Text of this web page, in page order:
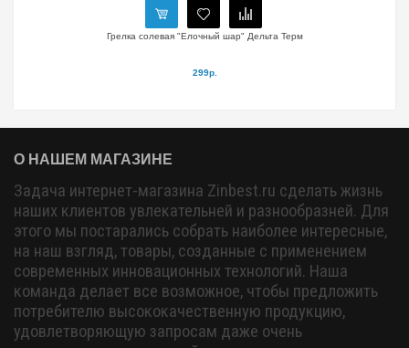
Грелка солевая "Елочный шар" Дельта Терм
299р.
О НАШЕМ МАГАЗИНЕ
Задача интернет-магазина Zinbest.ru сделать жизнь
наших клиентов увлекательней и разнообразней. Для
этого мы постарались собрать наиболее интересные,
на наш взгляд, товары, созданные с применением
современных инновационных технологий. Наша
команда делает все возможное, чтобы предложить
потребителю высококачественную продукцию,
удовлетворяющую запросам даже очень